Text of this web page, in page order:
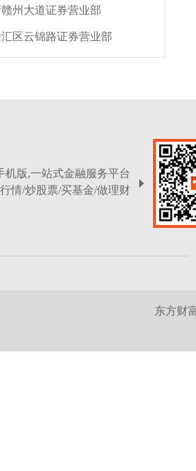
州大道证券营业部
汇区云锦路证券营业部
机版,一站式金融服务平台
情/炒股票/买基金/做理财
东方财